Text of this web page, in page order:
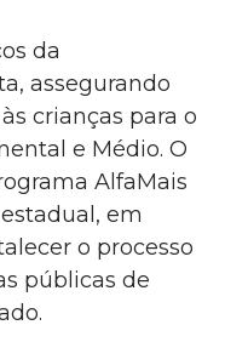
da
assegurando
crianças para o
e Médio. O
AlfaMais
em
o processo
públicas de